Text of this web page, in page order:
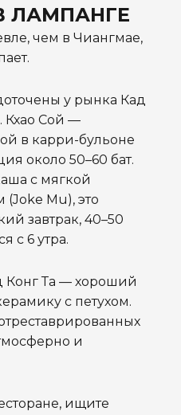
ЛАМПАНГЕ
чем в Чиангмае,
у рынка Кад
Кхао Сой —
в карри-бульоне
около 50–60 бат.
с мягкой
Mu), это
завтрак, 40–50
с 6 утра.
Конг Та — хороший
с петухом.
и
ищите